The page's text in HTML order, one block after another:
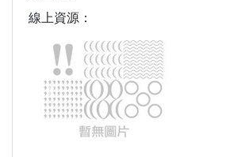
線上資源：
Previous